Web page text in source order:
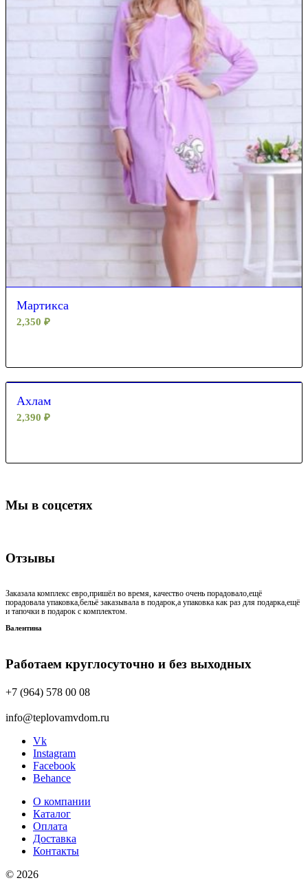
Мартикса
2,350 ₽
Ахлам
2,390 ₽
Мы в соцсетях
Отзывы
Заказала комплекс евро,пришёл во время, качество очень порадовало,ещё
порадовала упаковка,бельё заказывала в подарок,а упаковка как раз для подарка,ещё
и тапочки в подарок с комплектом.
Валентина
Работаем круглосуточно и без выходных
+7 (964) 578 00 08
info@teplovamvdom.ru
Vk
Instagram
Facebook
Behance
О компании
Каталог
Оплата
Доставка
Контакты
© 2026